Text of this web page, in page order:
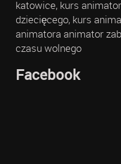
katowice, kurs
dziecięcego, kurs
animatora animator
czasu wolnego
Facebook